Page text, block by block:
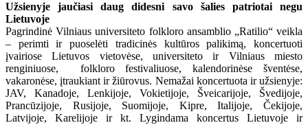
Užsienyje jaučiasi daug didesni savo šalies patriotai negu
Lietuvoje
Pagrindinė Vilniaus universiteto folkloro ansamblio „Ratilio“ veikla
– perimti ir puoselėti tradicinės kultūros palikimą, koncertuoti
įvairiose Lietuvos vietovėse, universiteto ir Vilniaus miesto
renginiuose, folkloro festivaliuose, kalendorinėse šventėse,
vakaronėse, įtraukiant ir žiūrovus. Nemažai koncertuota ir užsienyje:
JAV, Kanadoje, Lenkijoje, Vokietijoje, Šveicarijoje, Švedijoje,
Prancūzijoje, Rusijoje, Suomijoje, Kipre, Italijoje, Čekijoje,
Latvijoje, Karelijoje ir kt. Lygindama koncertus Lietuvoje ir